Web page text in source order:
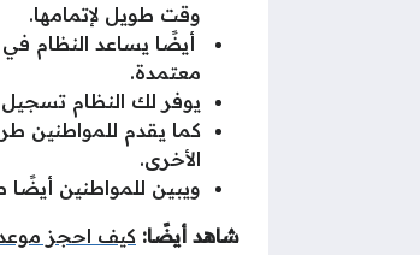
وقت طويل لإتمامها.
أيضًا يساعد النظام
معتمدة.
يوفر لك النظام تسجيل
كما يقدم للمواطنين
الأخرى.
ويبين للمواطنين
شاهد أيضًا: كيف احجز موعد